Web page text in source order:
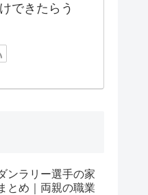
できたらう
ンラリー選手の家
とめ｜両親の職業